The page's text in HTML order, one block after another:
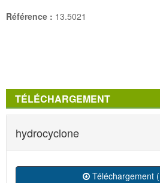
Référence : 13.5021
TÉLÉCHARGEMENT
hydrocyclone
Téléchargement